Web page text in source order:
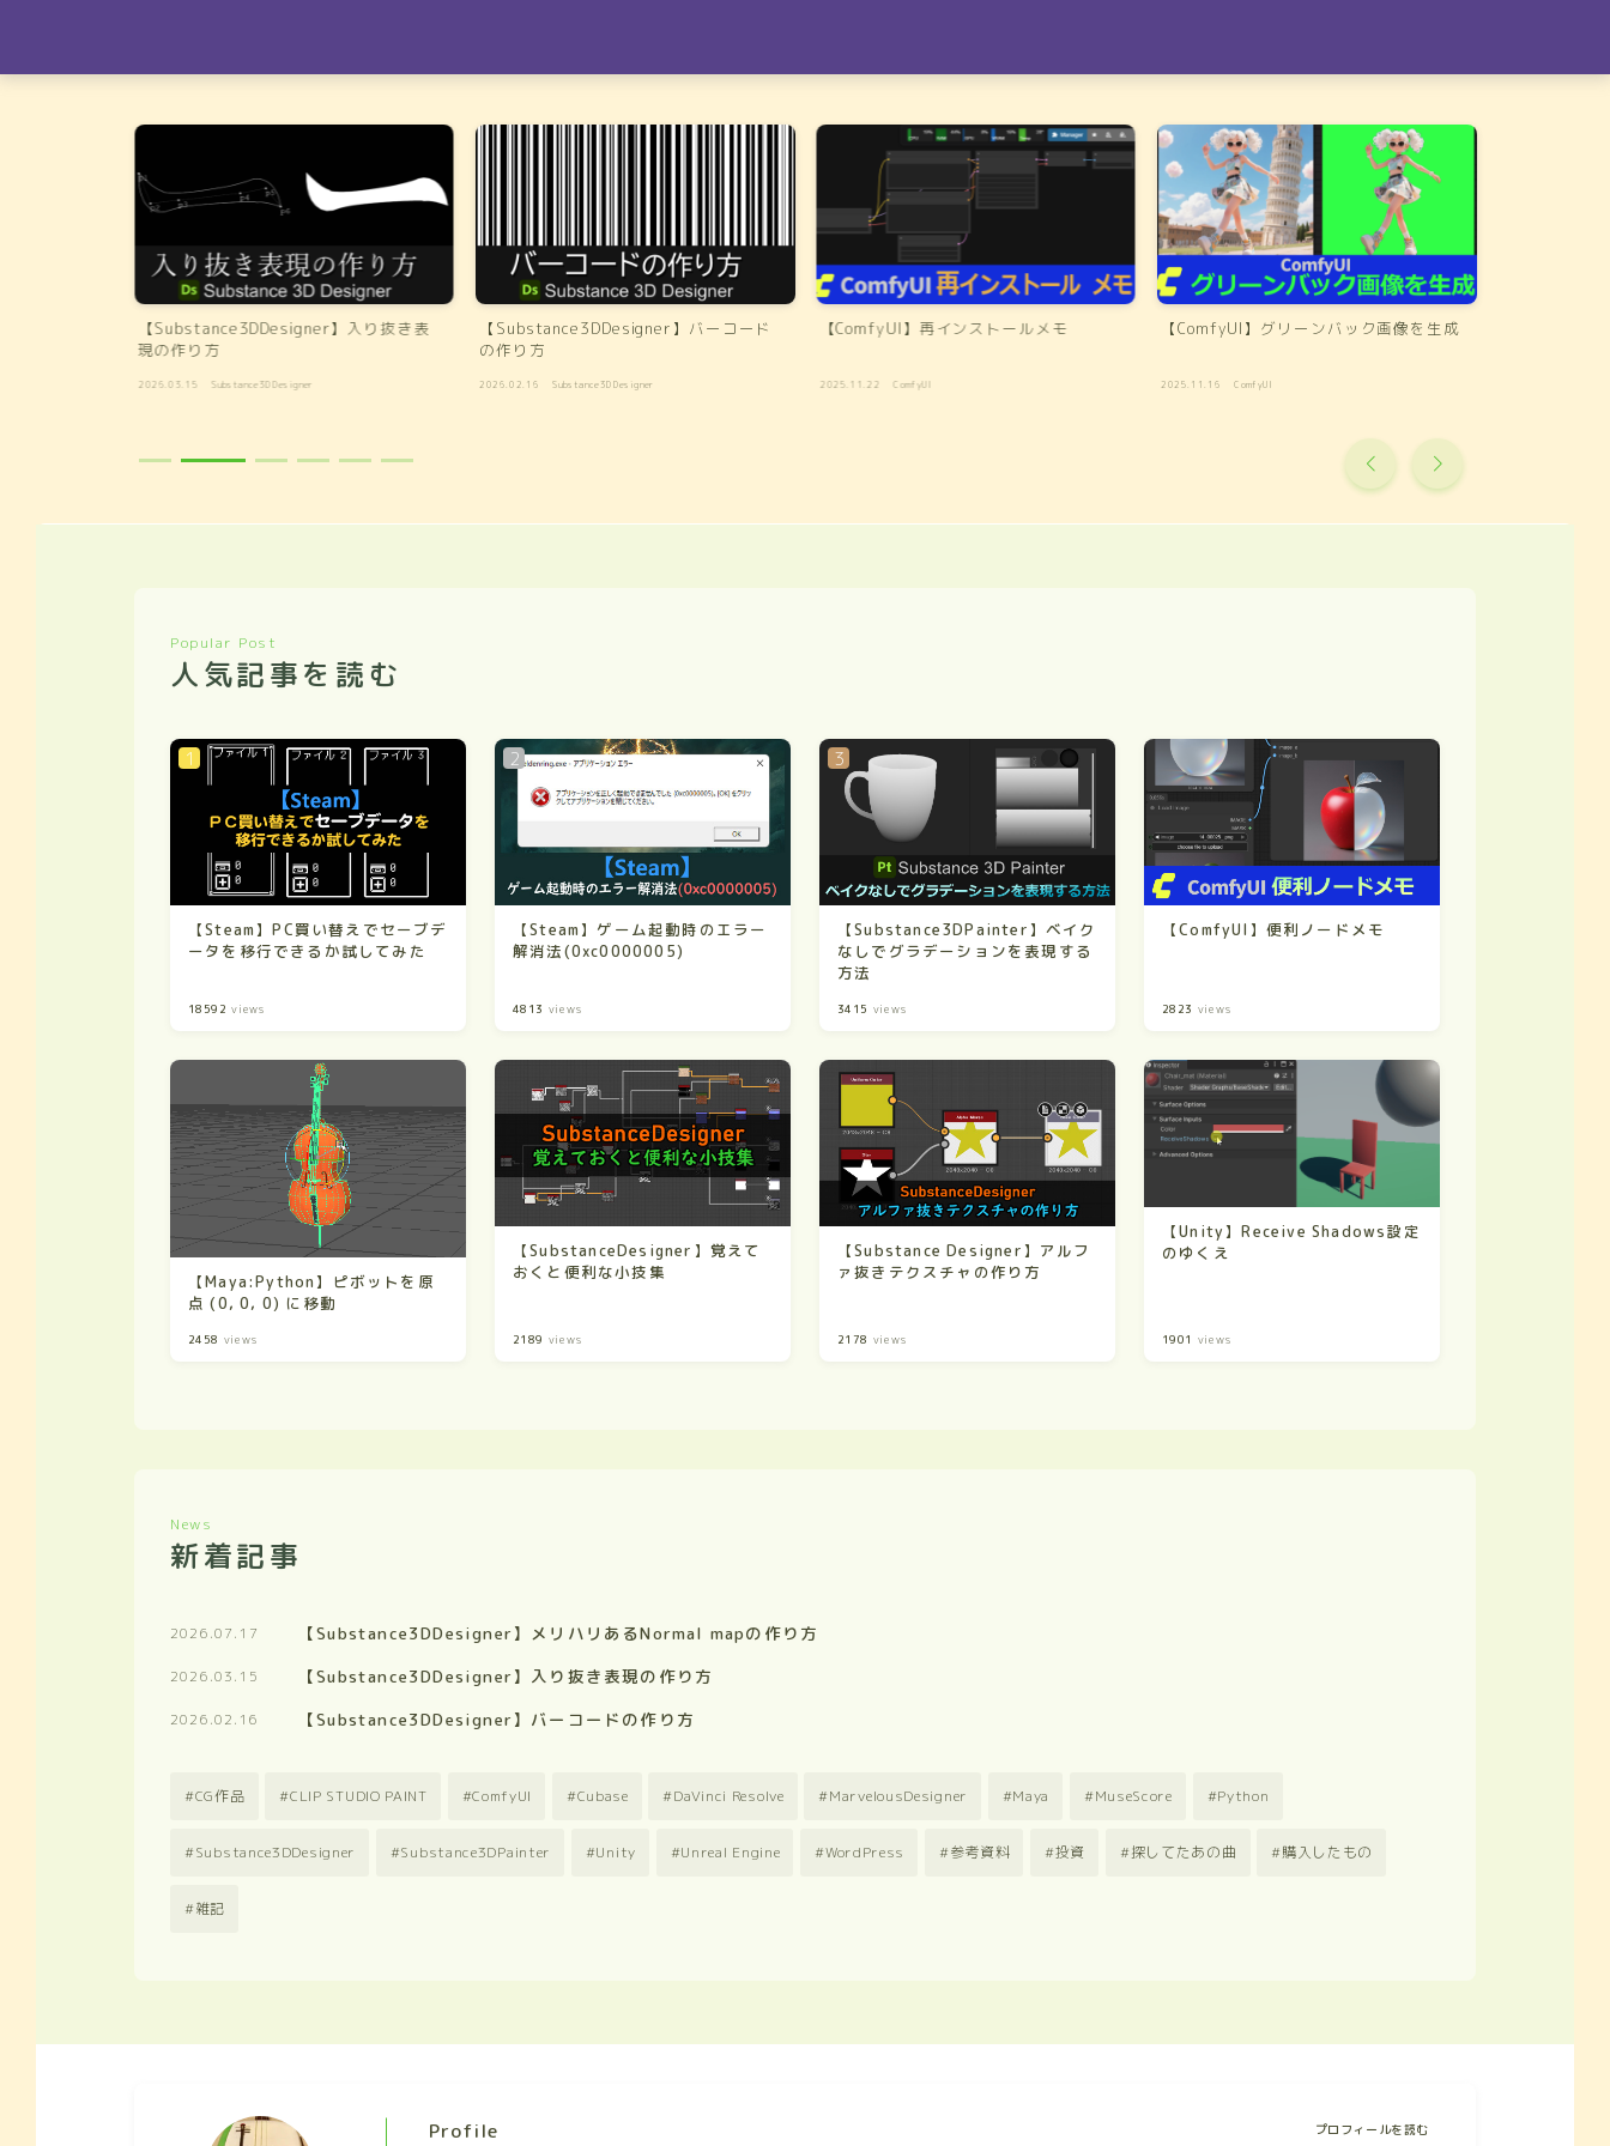
【Substance3DDesigner】入り抜き表
現の作り方
2026.03.15 Substance3DDesigner
【Substance3DDesigner】バーコード
の作り方
2026.02.16 Substance3DDesigner
【ComfyUI】再インストールメモ
2025.11.22 ComfyUI
【ComfyUI】グリーンバック画像を生成
2025.11.16 ComfyUI
Popular Post
人気記事を読む
【Steam】PC買い替えでセーブデ
ータを移行できるか試してみた
18592 views
【Steam】ゲーム起動時のエラー
解消法(0xc0000005)
4813 views
【Substance3DPainter】ベイク
なしでグラデーションを表現する
方法
3415 views
【ComfyUI】便利ノードメモ
2823 views
【Maya:Python】ピボットを原
点 (0, 0, 0) に移動
2458 views
【SubstanceDesigner】覚えて
おくと便利な小技集
2189 views
【Substance Designer】アルフ
ァ抜きテクスチャの作り方
2178 views
【Unity】Receive Shadows設定
のゆくえ
1901 views
News
新着記事
【Substance3DDesigner】メリハリあるNormal mapの作り方
2026.07.17
【Substance3DDesigner】入り抜き表現の作り方
2026.03.15
【Substance3DDesigner】バーコードの作り方
2026.02.16
CG作品 CLIP STUDIO PAINT ComfyUI Cubase DaVinci Resolve MarvelousDesigner Maya MuseScore Python
Substance3DDesigner Substance3DPainter Unity Unreal Engine WordPress 参考資料 投資 探してたあの曲 購入したもの
雑記
Profile プロフィールを読む